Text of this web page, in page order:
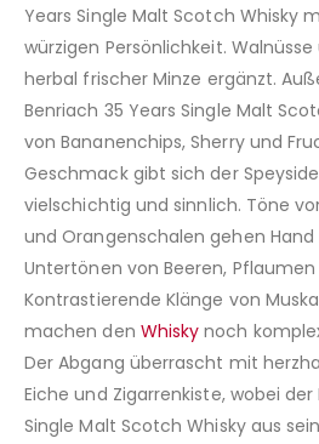
Years Single Malt Scotch Whisky
würzigen Persönlichkeit.
herbal frischer Minze ergänzt.
Benriach 35 Years Single Malt
von Bananenchips, Sherry und
Geschmack gibt sich der
vielschichtig und sinnlich. Töne
und Orangenschalen gehen
Untertönen von Beeren,
Kontrastierende Klänge von
machen den Whisky noch
Der Abgang überrascht mit
Eiche und Zigarrenkiste, wobei der
Single Malt Scotch Whisky aus